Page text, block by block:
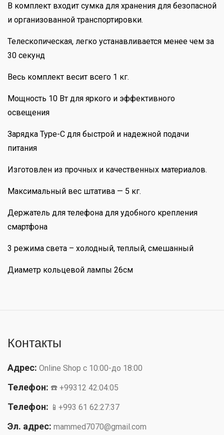
В комплект входит сумка для хранения для безопасной
и организованной транспортировки.
Телескопическая, легко устанавливается менее чем за
30 секунд
Весь комплект весит всего 1 кг.
Мощность 10 Вт для яркого и эффективного
освещения
Зарядка Type-C для быстрой и надежной подачи
питания
Изготовлен из прочных и качественных материалов.
Максимальный вес штатива — 5 кг.
Держатель для телефона для удобного крепления
смартфона
3 режима света – холодный, теплый, смешанный
Диаметр кольцевой лампы 26см
Контакты
Адрес: Online Shop с 10:00-до 18:00
Телефон: ☎️ +99312 42:04:05
Телефон: 📱+993 61 62:27:37
Эл. адрес: mammed7070@gmail.com